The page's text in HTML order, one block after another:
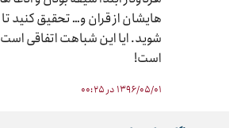
هایشان از قران و… تحقیق کنید
شوید. ایا این شباهت اتفاقی است
است!
۱۳۹۶/۰۵/۰۱ در ۰۰:۲۵